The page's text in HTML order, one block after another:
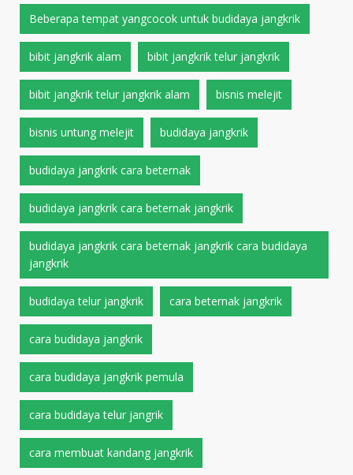
Beberapa tempat yangcocok untuk budidaya jangkrik
bibit jangkrik alam bibit jangkrik telur jangkrik
bibit jangkrik telur jangkrik alam bisnis melejit
bisnis untung melejit budidaya jangkrik
budidaya jangkrik cara beternak
budidaya jangkrik cara beternak jangkrik
budidaya jangkrik cara beternak jangkrik cara budidaya
jangkrik
budidaya telur jangkrik cara beternak jangkrik
cara budidaya jangkrik
cara budidaya jangkrik pemula
cara budidaya telur jangrik
cara membuat kandang jangkrik